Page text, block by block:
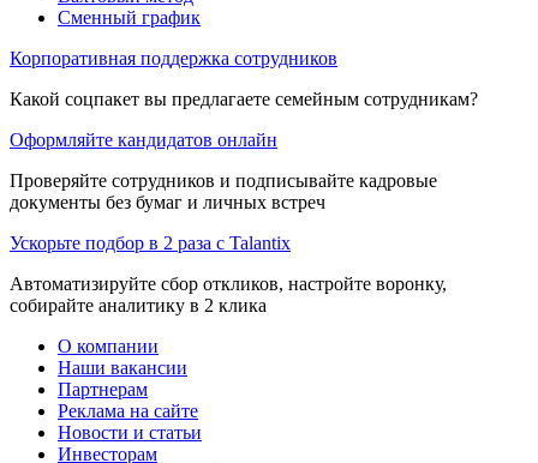
Сменный график
Корпоративная поддержка сотрудников
Какой соцпакет вы предлагаете семейным сотрудникам?
Оформляйте кандидатов онлайн
Проверяйте сотрудников и подписывайте кадровые
документы без бумаг и личных встреч
Ускорьте подбор в 2 раза с Talantix
Автоматизируйте сбор откликов, настройте воронку,
собирайте аналитику в 2 клика
О компании
Наши вакансии
Партнерам
Реклама на сайте
Новости и статьи
Инвесторам